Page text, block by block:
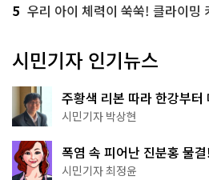
5 우리 아이 체력이 쑥쑥! 클라이밍
시민기자 인기뉴스
주황색 리본 따라 한강부
서울둘레길 15코스
시민기자 박상현
폭염 속 피어난 진분홍 물
무 명소
시민기자 최정윤